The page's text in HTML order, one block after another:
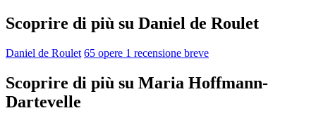
Scoprire di più su Daniel de Roulet
Daniel de Roulet 65 opere 1 recensione breve
Scoprire di più su Maria Hoffmann-
Dartevelle